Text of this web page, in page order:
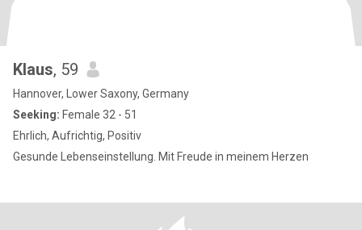
Klaus, 59
Hannover, Lower Saxony, Germany
Seeking: Female 32 - 51
Ehrlich, Aufrichtig, Positiv
Gesunde Lebenseinstellung. Mit Freude in meinem Herzen